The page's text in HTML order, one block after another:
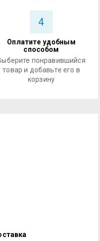
4
Оплатите удобным
способом
понравившийся
товар и добавьте его в
корзину